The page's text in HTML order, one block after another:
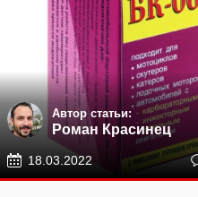
Автор статьи:
Роман Красинец
18.03.2022